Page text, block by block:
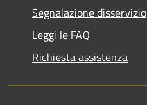
Segnalazione disservizio
Leggi le FAQ
Richiesta assistenza